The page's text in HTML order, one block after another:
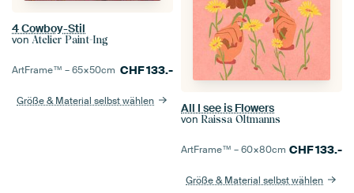
4 Cowboy-Stil
von Atelier Paint-Ing
ArtFrame™ –65×50cm CHF133.-
Größe & Material selbst wählen All I see is Flowers
von Raissa Oltmanns
ArtFrame™ –60×80cm CHF133.-
Größe & Material selbst wählen